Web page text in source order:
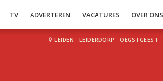
TV ADVERTEREN VACATURES OVER ONS
LEIDEN · LEIDERDORP · OEGSTGEEST ·